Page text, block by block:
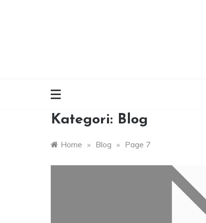
Kategori: Blog
Home » Blog » Page 7